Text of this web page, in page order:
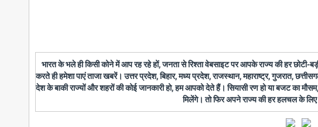
भारत के भले ही किसी कोने में आप रह रहे हों, जनता से रिश्ता वेबसाइट पर आपके राज्य की हर छोटी-
करते ही हमेशा पाएं ताजा खबरें। उत्तर प्रदेश, बिहार, मध्य प्रदेश, राजस्थान, महाराष्ट्र, गुजरात,
देश के बाकी राज्यों और शहरों की कोई जानकारी हो, हम आपको देते हैं। सियासी रण हो या बजट का
मिलेंगे। तो फिर अपने राज्य की हर हलचल के